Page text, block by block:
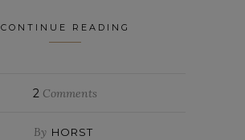
CONTINUE READING
2 Comments
By HORST